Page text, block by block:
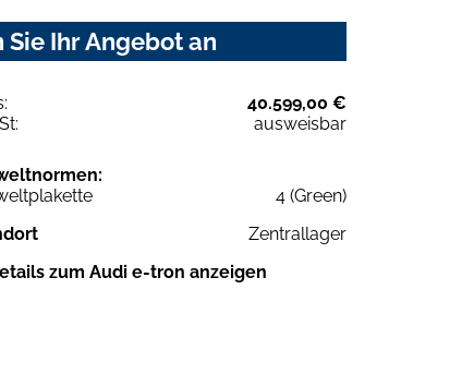
Ihr Angebot an
40.599,00 €
ausweisbar
4 (Green)
Zentrallager
zum Audi e-tron anzeigen